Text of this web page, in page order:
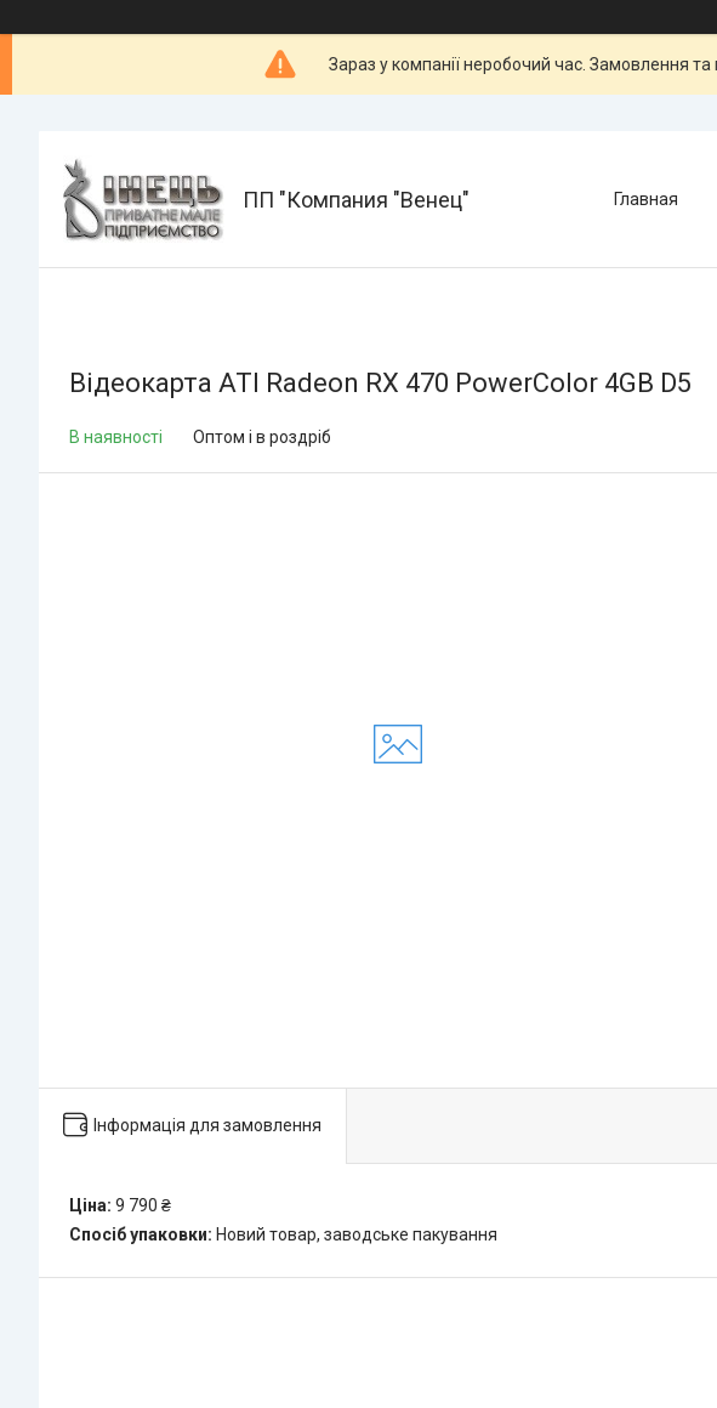
Зараз у компанії неробочий час. Замовлення
ПП "Компания "Венец" Главная
Відеокарта ATI Radeon RX 470 PowerColor 4GB D5
В наявності Оптом і в роздріб
Інформація для замовлення
Ціна: 9 790 ₴
Спосіб упаковки: Новий товар, заводське пакування